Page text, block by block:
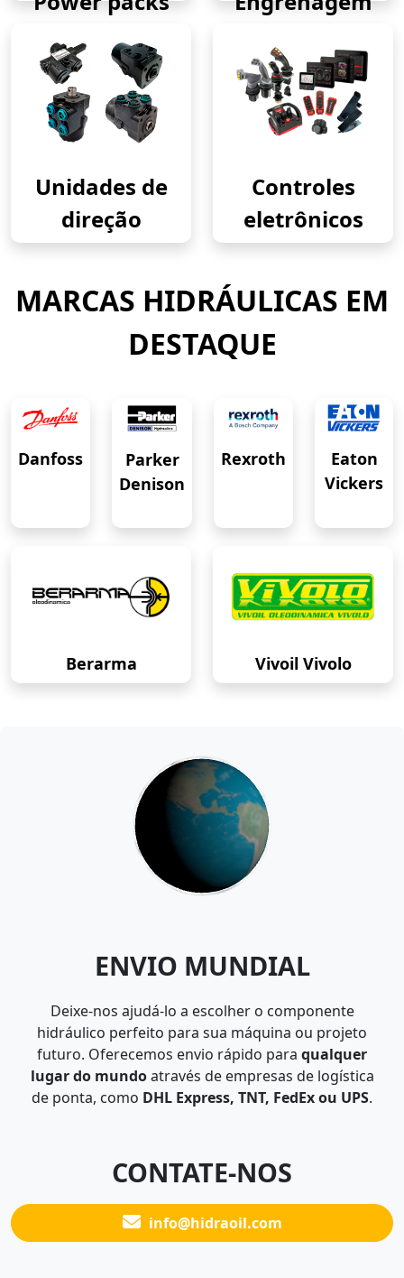
Unidades de
direção
Controles
eletrônicos
MARCAS HIDRÁULICAS EM
DESTAQUE
Danfoss
Parker
Denison
Rexroth
Eaton
Vickers
Berarma Vivoil Vivolo
ENVIO MUNDIAL
Deixe-nos ajudá-lo a escolher o componente
hidráulico perfeito para sua máquina ou projeto
futuro. Oferecemos envio rápido para qualquer
lugar do mundoatravés de empresas de logística
de ponta, como DHL Express, TNT, FedEx ou UPS.
CONTATE-NOS
info@hidraoil.com